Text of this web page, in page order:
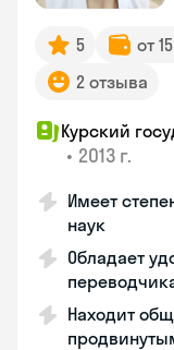
5 от
2 отзыва
Курский
• 2013 г.
Имеет
наук
Обладает
Находит